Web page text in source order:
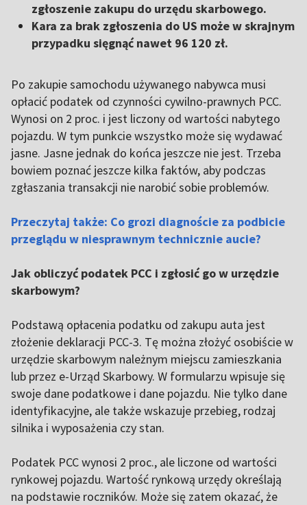
zgłoszenie zakupu do urzędu skarbowego.
Kara za brak zgłoszenia do US może w skrajnym
przypadku sięgnąć nawet 96 120 zł.
Po zakupie samochodu używanego nabywca musi
opłacić podatek od czynności cywilno-prawnych PCC.
Wynosi on 2 proc. i jest liczony od wartości nabytego
pojazdu. W tym punkcie wszystko może się wydawać
jasne. Jasne jednak do końca jeszcze nie jest. Trzeba
bowiem poznać jeszcze kilka faktów, aby podczas
zgłaszania transakcji nie narobić sobie problemów.
Przeczytaj także: Co grozi diagnoście za podbicie
przeglądu w niesprawnym technicznie aucie?
Jak obliczyć podatek PCC i zgłosić go w urzędzie
skarbowym?
Podstawą opłacenia podatku od zakupu auta jest
złożenie deklaracji PCC-3. Tę można złożyć osobiście w
urzędzie skarbowym należnym miejscu zamieszkania
lub przez e-Urząd Skarbowy. W formularzu wpisuje się
swoje dane podatkowe i dane pojazdu. Nie tylko dane
identyfikacyjne, ale także wskazuje przebieg, rodzaj
silnika i wyposażenia czy stan.
Podatek PCC wynosi 2 proc., ale liczone od wartości
rynkowej pojazdu. Wartość rynkową urzędy określają
na podstawie roczników. Może się zatem okazać, że